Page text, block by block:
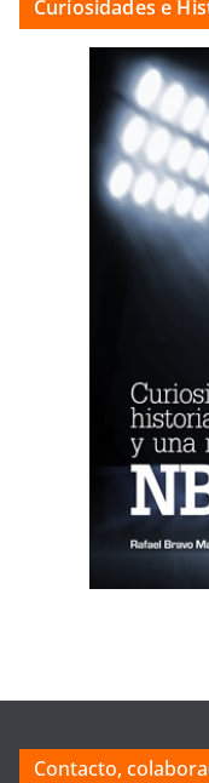
Curiosidades e
Contacto,